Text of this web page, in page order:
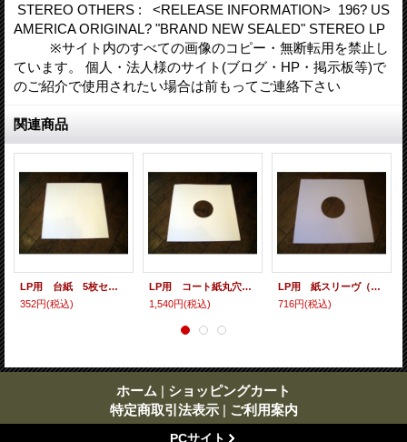
STEREO OTHERS : <RELEASE INFORMATION> 196? US
AMERICA ORIGINAL? "BRAND NEW SEALED" STEREO LP
※サイト内のすべての画像のコピー・無断転用を禁止し
ています。 個人・法人様のサイト(ブログ・HP・掲示板等)で
のご紹介で使用されたい場合は前もってご連絡下さい
関連商品
LP用 台紙 5枚セット
352円(税込)
LP用 コート紙丸穴ジャケ 10枚セット
1,540円(税込)
LP用 紙スリーヴ（レギュラー） 10枚セット
716円(税込)
ホーム | ショッピングカート
特定商取引法表示 | ご利用案内
PCサイト